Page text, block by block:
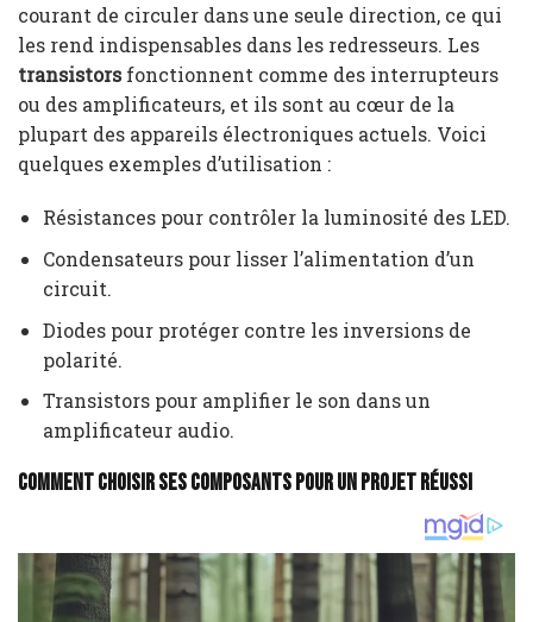
courant de circuler dans une seule direction, ce qui
les rend indispensables dans les redresseurs. Les
transistorsfonctionnent comme des interrupteurs
ou des amplificateurs, et ils sont au cœur de la
plupart des appareils électroniques actuels. Voici
quelques exemples d’utilisation :
Résistances pour contrôler la luminosité des LED.
Condensateurs pour lisser l’alimentation d’un
circuit.
Diodes pour protéger contre les inversions de
polarité.
Transistors pour amplifier le son dans un
amplificateur audio.
Comment choisir ses composants pour un projet réussi